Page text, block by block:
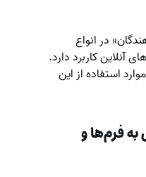
در انواع
آنلاین کاربرد دارد.
استفاده از این
فرم‌ها و